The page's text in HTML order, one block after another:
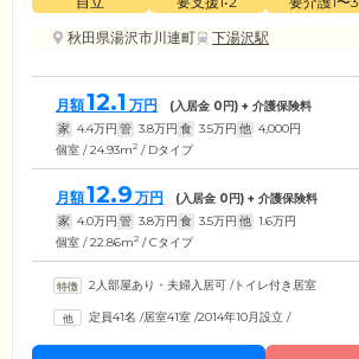
秋田県湯沢市川連町
下湯沢駅
月額12.1 万円 (入居金 0円) + 介護保険料
家 4.4万円 管 3.8万円 食 3.5万円 他 4,000円
個室 / 24.93m2 / Dタイプ
月額12.9 万円 (入居金 0円) + 介護保険料
家 4.0万円 管 3.8万円 食 3.5万円 他 1.6万円
個室 / 22.86m2 / Cタイプ
2人部屋あり・夫婦入居可 /トイレ付き居室
定員41名 /居室41室 /2014年10月設立 /